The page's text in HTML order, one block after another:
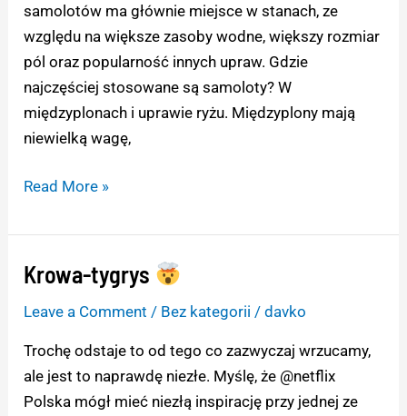
samolotów ma głównie miejsce w stanach, ze
względu na większe zasoby wodne, większy rozmiar
pól oraz popularność innych upraw. Gdzie
najczęściej stosowane są samoloty? W
międzyplonach i uprawie ryżu. Międzyplony mają
niewielką wagę,
Read More »
Krowa-tygrys
Leave a Comment / Bez kategorii /davko
Trochę odstaje to od tego co zazwyczaj wrzucamy,
ale jest to naprawdę niezłe. Myślę, że @netflix
Polska mógł mieć niezłą inspirację przy jednej ze
Krowa-